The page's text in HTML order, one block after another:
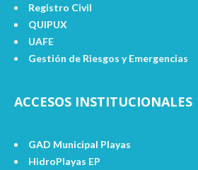
Registro Civil
QUIPUX
UAFE
Gestión de Riesgos y Emergencias
ACCESOS INSTITUCIONALES
GAD Municipal Playas
HidroPlayas EP